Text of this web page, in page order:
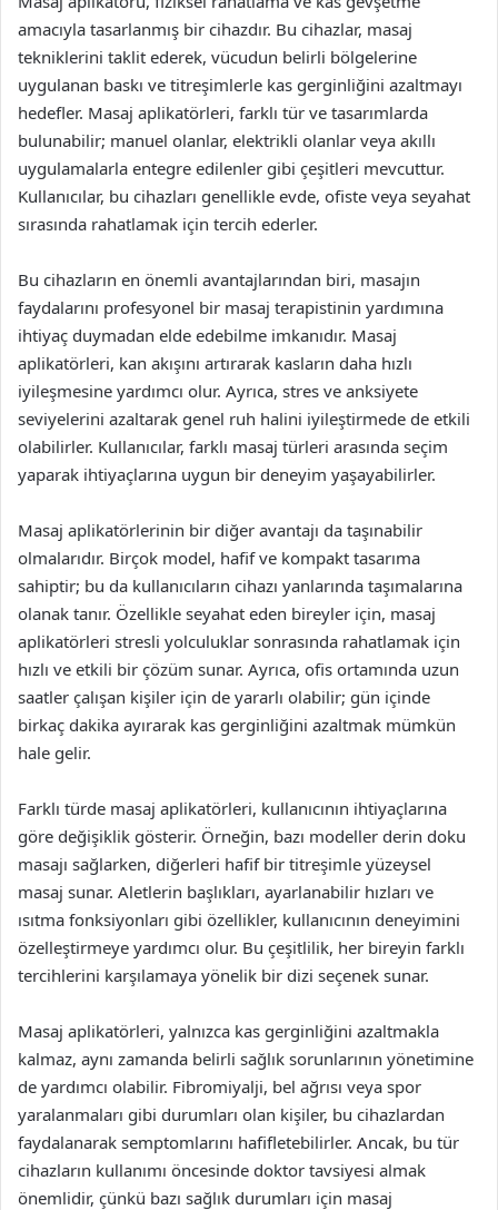
amacıyla tasarlanmış bir cihazdır. Bu cihazlar, masaj
tekniklerini taklit ederek, vücudun belirli bölgelerine
uygulanan baskı ve titreşimlerle kas gerginliğini azaltmayı
hedefler. Masaj aplikatörleri, farklı tür ve tasarımlarda
bulunabilir; manuel olanlar, elektrikli olanlar veya akıllı
uygulamalarla entegre edilenler gibi çeşitleri mevcuttur.
Kullanıcılar, bu cihazları genellikle evde, ofiste veya seyahat
sırasında rahatlamak için tercih ederler.
Bu cihazların en önemli avantajlarından biri, masajın
faydalarını profesyonel bir masaj terapistinin yardımına
ihtiyaç duymadan elde edebilme imkanıdır. Masaj
aplikatörleri, kan akışını artırarak kasların daha hızlı
iyileşmesine yardımcı olur. Ayrıca, stres ve anksiyete
seviyelerini azaltarak genel ruh halini iyileştirmede de etkili
olabilirler. Kullanıcılar, farklı masaj türleri arasında seçim
yaparak ihtiyaçlarına uygun bir deneyim yaşayabilirler.
Masaj aplikatörlerinin bir diğer avantajı da taşınabilir
olmalarıdır. Birçok model, hafif ve kompakt tasarıma
sahiptir; bu da kullanıcıların cihazı yanlarında taşımalarına
olanak tanır. Özellikle seyahat eden bireyler için, masaj
aplikatörleri stresli yolculuklar sonrasında rahatlamak için
hızlı ve etkili bir çözüm sunar. Ayrıca, ofis ortamında uzun
saatler çalışan kişiler için de yararlı olabilir; gün içinde
birkaç dakika ayırarak kas gerginliğini azaltmak mümkün
hale gelir.
Farklı türde masaj aplikatörleri, kullanıcının ihtiyaçlarına
göre değişiklik gösterir. Örneğin, bazı modeller derin doku
masajı sağlarken, diğerleri hafif bir titreşimle yüzeysel
masaj sunar. Aletlerin başlıkları, ayarlanabilir hızları ve
ısıtma fonksiyonları gibi özellikler, kullanıcının deneyimini
özelleştirmeye yardımcı olur. Bu çeşitlilik, her bireyin farklı
tercihlerini karşılamaya yönelik bir dizi seçenek sunar.
Masaj aplikatörleri, yalnızca kas gerginliğini azaltmakla
kalmaz, aynı zamanda belirli sağlık sorunlarının yönetimine
de yardımcı olabilir. Fibromiyalji, bel ağrısı veya spor
yaralanmaları gibi durumları olan kişiler, bu cihazlardan
faydalanarak semptomlarını hafifletebilirler. Ancak, bu tür
cihazların kullanımı öncesinde doktor tavsiyesi almak
önemlidir, çünkü bazı sağlık durumları için masaj